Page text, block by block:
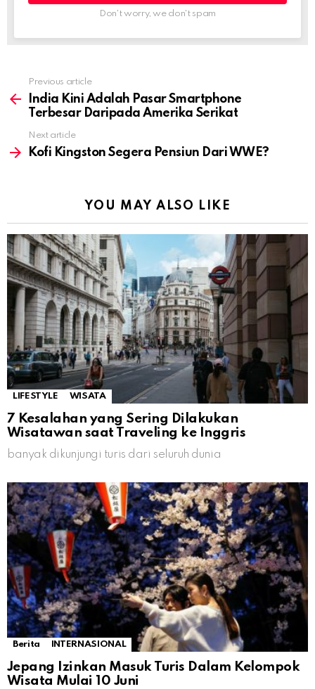
Don't worry, we don't spam
more
Previous article
India Kini Adalah Pasar Smartphone
Terbesar Daripada Amerika Serikat
Next article
Kofi Kingston Segera Pensiun Dari WWE?
YOU MAY ALSO LIKE
LIFESTYLE WISATA
7 Kesalahan yang Sering Dilakukan
Wisatawan saat Traveling ke Inggris
banyak dikunjungi turis dari seluruh dunia
Berita INTERNASIONAL
Jepang Izinkan Masuk Turis Dalam Kelompok
Wisata Mulai 10 Juni